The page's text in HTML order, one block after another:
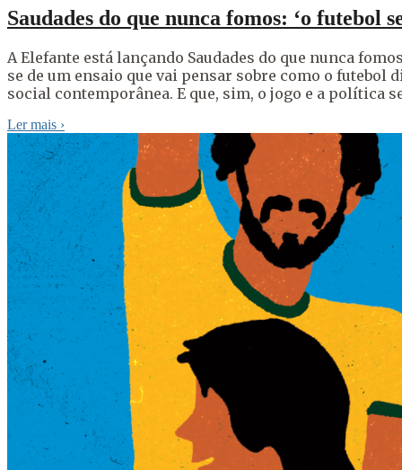
Saudades do que nunca fomos: ‘o futebol
A Elefante está lançando Saudades do que nunca
se de um ensaio que vai pensar sobre como o
social contemporânea. E que, sim, o jogo e a política
Ler mais ›